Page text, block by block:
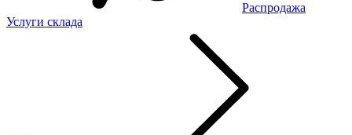
Распродажа
Услуги склада